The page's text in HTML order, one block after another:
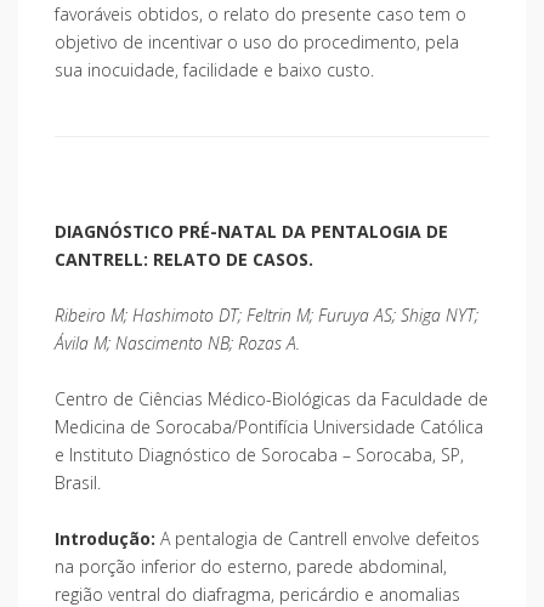
favoráveis obtidos, o relato do presente caso tem o
objetivo de incentivar o uso do procedimento, pela
sua inocuidade, facilidade e baixo custo.
DIAGNÓSTICO PRÉ-NATAL DA PENTALOGIA DE
CANTRELL: RELATO DE CASOS.
Ribeiro M; Hashimoto DT; Feltrin M; Furuya AS; Shiga NYT;
Ávila M; Nascimento NB; Rozas A.
Centro de Ciências Médico-Biológicas da Faculdade de
Medicina de Sorocaba/Pontifícia Universidade Católica
e Instituto Diagnóstico de Sorocaba – Sorocaba, SP,
Brasil.
Introdução: A pentalogia de Cantrell envolve defeitos
na porção inferior do esterno, parede abdominal,
região ventral do diafragma, pericárdio e anomalias